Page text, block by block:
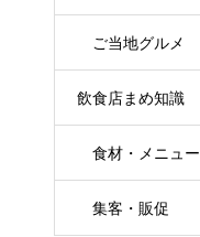
ご当地グルメ
飲食店まめ知識
食材・メニュー
集客・販促